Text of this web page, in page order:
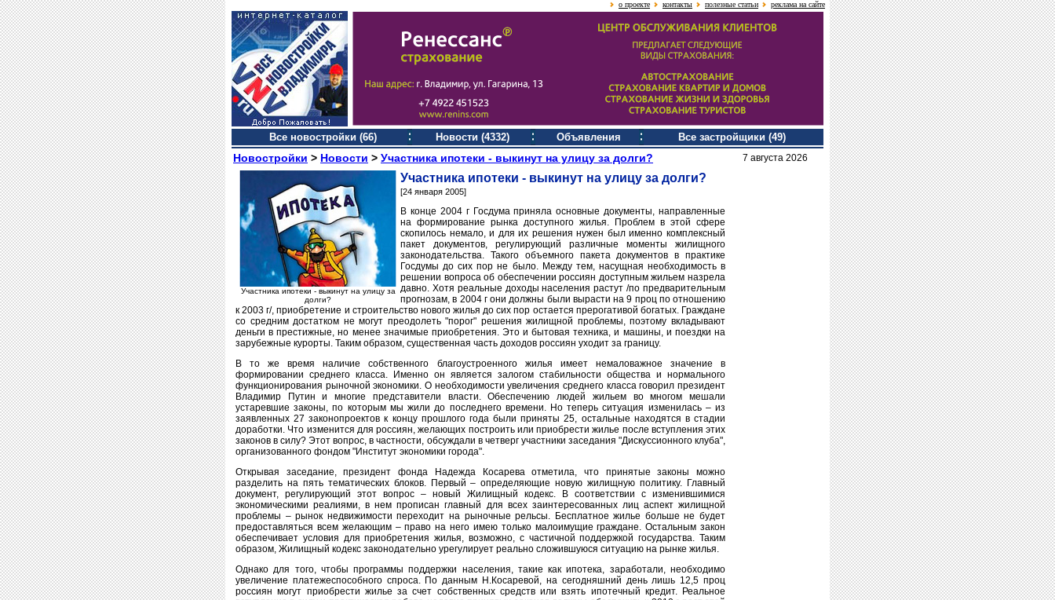
о проекте контакты полезные статьи реклама на сайте
Все новостройки (66) Новости (4332) Объявления Все застройщики (49)
Новостройки > Новости > Участника ипотеки - выкинут на улицу за долги? 7 августа 2026
Участника ипотеки - выкинут на улицу за
долги?
Участника ипотеки - выкинут на улицу за долги?
[24 января 2005]
В конце 2004 г Госдума приняла основные документы, направленные
на формирование рынка доступного жилья. Проблем в этой сфере
скопилось немало, и для их решения нужен был именно комплексный
пакет документов, регулирующий различные моменты жилищного
законодательства. Такого объемного пакета документов в практике
Госдумы до сих пор не было. Между тем, насущная необходимость в
решении вопроса об обеспечении россиян доступным жильем назрела
давно. Хотя реальные доходы населения растут /по предварительным
прогнозам, в 2004 г они должны были вырасти на 9 проц по отношению
к 2003 г/, приобретение и строительство нового жилья до сих пор остается прерогативой богатых. Граждане
со средним достатком не могут преодолеть "порог" решения жилищной проблемы, поэтому вкладывают
деньги в престижные, но менее значимые приобретения. Это и бытовая техника, и машины, и поездки на
зарубежные курорты. Таким образом, существенная часть доходов россиян уходит за границу.
В то же время наличие собственного благоустроенного жилья имеет немаловажное значение в
формировании среднего класса. Именно он является залогом стабильности общества и нормального
функционирования рыночной экономики. О необходимости увеличения среднего класса говорил президент
Владимир Путин и многие представители власти. Обеспечению людей жильем во многом мешали
устаревшие законы, по которым мы жили до последнего времени. Но теперь ситуация изменилась – из
заявленных 27 законопроектов к концу прошлого года были приняты 25, остальные находятся в стадии
доработки. Что изменится для россиян, желающих построить или приобрести жилье после вступления этих
законов в силу? Этот вопрос, в частности, обсуждали в четверг участники заседания "Дискуссионного клуба",
организованного фондом "Институт экономики города".
Открывая заседание, президент фонда Надежда Косарева отметила, что принятые законы можно
разделить на пять тематических блоков. Первый – определяющие новую жилищную политику. Главный
документ, регулирующий этот вопрос – новый Жилищный кодекс. В соответствии с изменившимися
экономическими реалиями, в нем прописан главный для всех заинтересованных лиц аспект жилищной
проблемы – рынок недвижимости переходит на рыночные рельсы. Бесплатное жилье больше не будет
предоставляться всем желающим – право на него имею только малоимущие граждане. Остальным закон
обеспечивает условия для приобретения жилья, возможно, с частичной поддержкой государства. Таким
образом, Жилищный кодекс законодательно урегулирует реально сложившуюся ситуацию на рынке жилья.
Однако для того, чтобы программы поддержки населения, такие как ипотека, заработали, необходимо
увеличение платежеспособного спроса. По данным Н.Косаревой, на сегодняшний день лишь 12,5 проц
россиян могут приобрести жилье за счет собственных средств или взять ипотечный кредит. Реальное